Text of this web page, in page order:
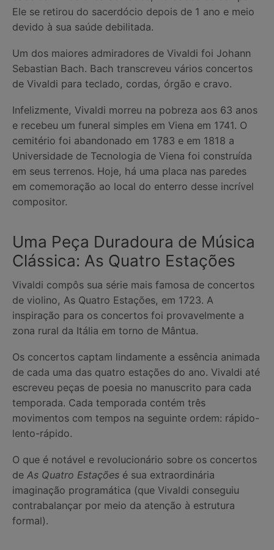
Ele se retirou do sacerdócio depois de 1 ano e meio
devido à sua saúde debilitada.
Um dos maiores admiradores de Vivaldi foi Johann
Sebastian Bach. Bach transcreveu vários concertos
de Vivaldi para teclado, cordas, órgão e cravo.
Infelizmente, Vivaldi morreu na pobreza aos 63 anos
e recebeu um funeral simples em Viena em 1741. O
cemitério foi abandonado em 1783 e em 1818 a
Universidade de Tecnologia de Viena foi construída
em seus terrenos. Hoje, há uma placa nas paredes
em comemoração ao local do enterro desse incrível
compositor.
Uma Peça Duradoura de Música
Clássica: As Quatro Estações
Vivaldi compôs sua série mais famosa de concertos
de violino, As Quatro Estações, em 1723. A
inspiração para os concertos foi provavelmente a
zona rural da Itália em torno de Mântua.
Os concertos captam lindamente a essência animada
de cada uma das quatro estações do ano. Vivaldi até
escreveu peças de poesia no manuscrito para cada
temporada. Cada temporada contém três
movimentos com tempos na seguinte ordem: rápido-
lento-rápido.
O que é notável e revolucionário sobre os concertos
de As Quatro Estações é sua extraordinária
imaginação programática (que Vivaldi conseguiu
contrabalançar por meio da atenção à estrutura
formal).